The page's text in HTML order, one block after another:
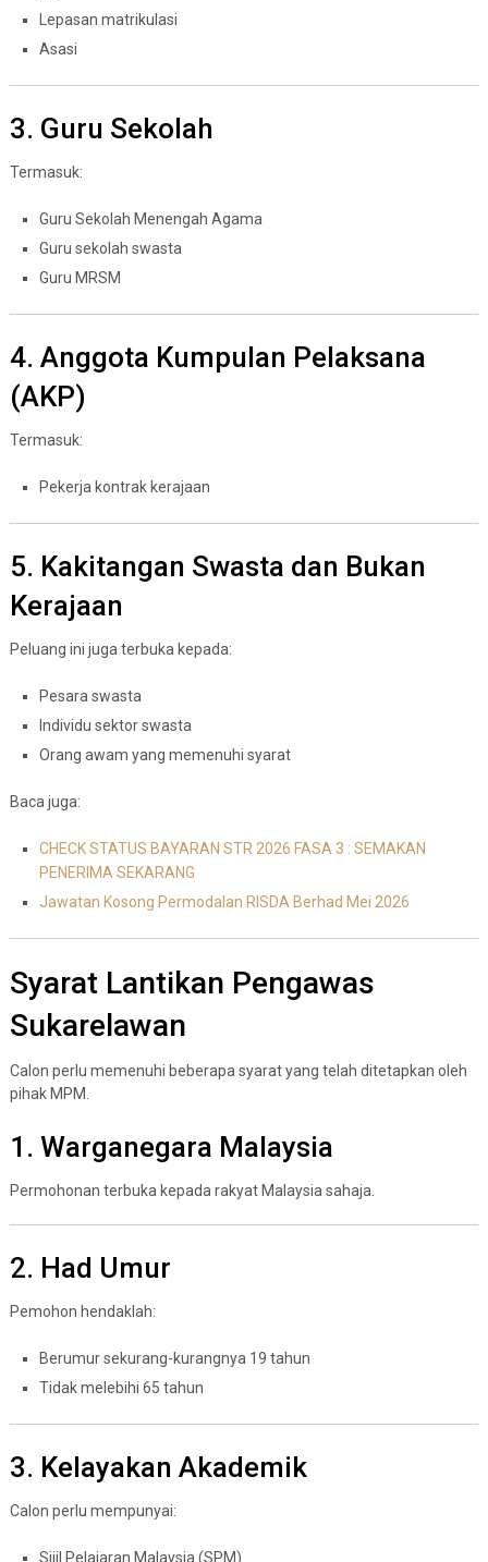
Lepasan matrikulasi
Asasi
3. Guru Sekolah
Termasuk:
Guru Sekolah Menengah Agama
Guru sekolah swasta
Guru MRSM
4. Anggota Kumpulan Pelaksana
(AKP)
Termasuk:
Pekerja kontrak kerajaan
5. Kakitangan Swasta dan Bukan
Kerajaan
Peluang ini juga terbuka kepada:
Pesara swasta
Individu sektor swasta
Orang awam yang memenuhi syarat
Baca juga:
CHECK STATUS BAYARAN STR 2026 FASA 3 : SEMAKAN
PENERIMA SEKARANG
Jawatan Kosong Permodalan RISDA Berhad Mei 2026
Syarat Lantikan Pengawas
Sukarelawan
Calon perlu memenuhi beberapa syarat yang telah ditetapkan oleh
pihak MPM.
1. Warganegara Malaysia
Permohonan terbuka kepada rakyat Malaysia sahaja.
2. Had Umur
Pemohon hendaklah:
Berumur sekurang-kurangnya 19 tahun
Tidak melebihi 65 tahun
3. Kelayakan Akademik
Calon perlu mempunyai:
Sijil Pelajaran Malaysia (SPM)